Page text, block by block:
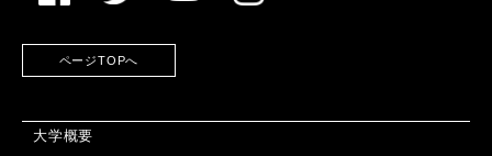
ページTOPへ
大学概要